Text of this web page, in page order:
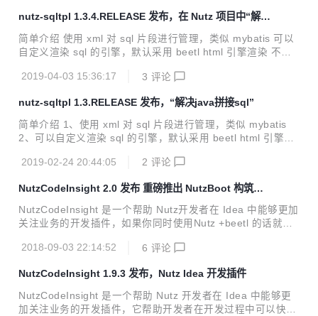
快速生成对应xml模板 （快捷键：Alt+insert）
nutz-sqltpl 1.3.4.RELEASE 发布，在 Nutz 项目中“解决
Java 拼接 SQL”问题
简单介绍 使用 xml 对 sql 片段进行管理，类似 mybatis 可以
自定义渲染 sql 的引擎，默认采用 beetl html 引擎渲染 不干
SE 更新日志： 添加：NutzCodeInsight 插件开始支持Nutz-s
ml中sql语法高亮及自动提示等 添加：@SqlsXml 不设置值的
情况下，默认xml文件为java文件名.xml 添加：在 ISqlDaoEx
ecuteService 接口中添加许多内置快速实现查询的实现 添
2019-04-03 15:36:17 3 评论
nutz-sqltpl 1.3.RELEASE 发布，“解决java拼接sql”
简单介绍 1、使用 xml 对 sql 片段进行管理，类似 mybatis
2、可以自定义渲染 sql 的引擎，默认采用 beetl html 引擎渲
endency> <groupId>com.github.threefish</groupId> <artif
sion> </dependency> 自问自答 1、为什么写这个插件？
答：使用 Nutz Orm 操作数据时难免遇到复杂的 ...
2019-02-24 20:44:05 2 评论
NutzCodeInsight 2.0 发布 重磅推出 NutzBoot 构筑中
心
NutzCodeInsight 是一个帮助 Nutz开发者在 Idea 中能够更加
关注业务的开发插件，如果你同时使用Nutz +beetl 的话就更
体类中快速创建接口与实现类（快捷键：Alt+insert） 优化：
zBoot项目快速搭建 2、在 Nutz Action 中点击 @Ok 前面的
模版图标即可快速打开或切换至已经打开的模版文件 3、支持
以HTML、JSP等格式文件作为模版的框架资源文件的快速定
2018-09-03 22:14:52 6 评论
NutzCodeInsight 1.9.3 发布，Nutz Idea 开发插件
NutzCodeInsight 是一个帮助 Nutz 开发者在 Idea 中能够更
加关注业务的开发插件，它帮助开发者在开发过程中可以快速